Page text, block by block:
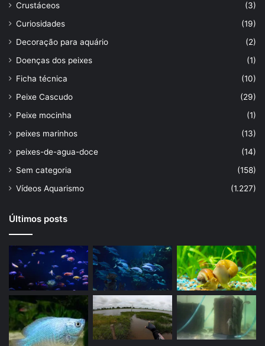
Crustáceos
(3)
Curiosidades
(19)
Decoração para aquário
(2)
Doenças dos peixes
(1)
Ficha técnica
(10)
Peixe Cascudo
(29)
Peixe mocinha
(1)
peixes marinhos
(13)
peixes-de-agua-doce
(14)
Sem categoria
(158)
Vídeos Aquarismo
(1.227)
Últimos posts